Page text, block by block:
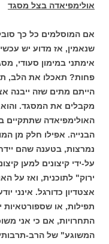
אולימפיאדה בצל מסגד
אם המוסלמים כל כך
שנאמין, אז מדוע יש
אימתני במימון סעודי,
פחות? תאכלו את הלב,
הייתם מתים שזה ייבנה
מקבלים את המסגד.
הבנייה. אפילו חלק מן
נמרצות, בטענה שהם
על-ידי קיצונים למען
ירוק" לתוכנית, ואז על
אצטדיון כדורגל. אינני
תפילות, או
התחרויות, אם כי אני
המשוגע" של הרב-